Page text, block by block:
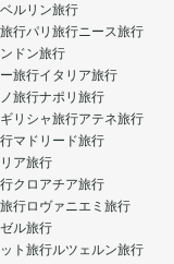
ベルリン旅行
行パリ旅行ニース旅行
ドン旅行
旅行イタリア旅行
旅行ナポリ旅行
ギリシャ旅行アテネ旅行
マドリード旅行
ア旅行
クロアチア旅行
行ロヴァニエミ旅行
ル旅行
ト旅行ルツェルン旅行